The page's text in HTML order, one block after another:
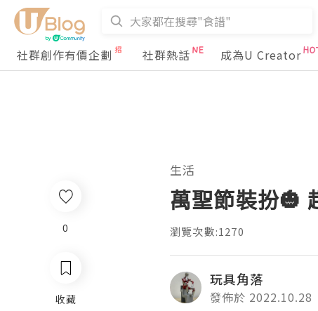
社群創作有價企劃
社群熱話 成為U Creator
0
收藏
生活
萬聖節裝扮🎃
瀏覽次數:1270
玩具角落
發佈於 2022.10.28